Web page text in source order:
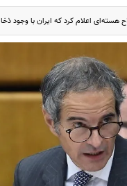
هسته‌ای اعلام کرد که ایران با وجود